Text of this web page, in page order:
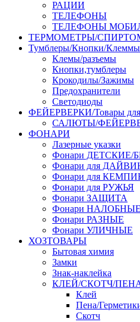
РАЦИИ
ТЕЛЕФОНЫ
ТЕЛЕФОНЫ
ТЕРМОМЕТРЫ/
Тумблеры/Кнопки/
Клемы/разъемы
Кнопки,тумблеры
Крокодилы/Зажимы
Предохранители
Светодиоды
ФЕЙЕРВЕРКИ/Товары
САЛЮТЫ/
ФОНАРИ
Лазерные указки
Фонари ДЕТСКИЕ/
Фонари для
Фонари для
Фонари для РУЖЬЯ
Фонари ЗАЩИТА
Фонари НАЛОБНЫЕ
Фонари РАЗНЫЕ
Фонари УЛИЧНЫЕ
ХОЗТОВАРЫ
Бытовая химия
Замки
Знак-наклейка
КЛЕЙ/СКОТЧ/ПЕНА/
Клей
Пена/
Скотч